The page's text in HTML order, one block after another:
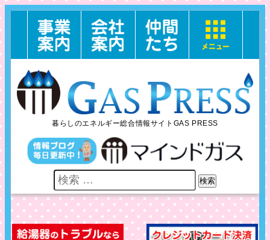
暮らしのエネルギー総合情報サイトGAS PRESS
検索